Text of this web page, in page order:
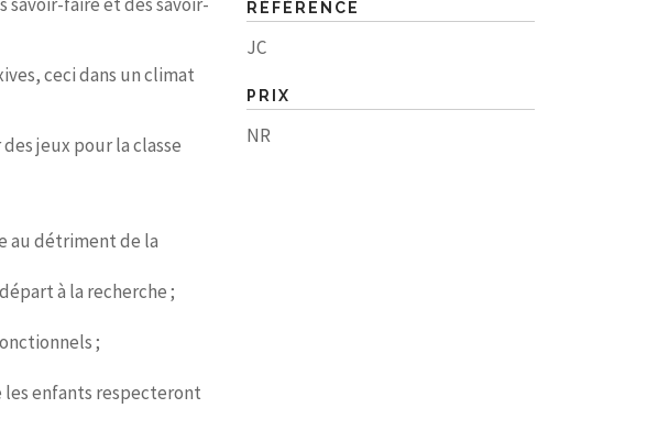
ceci dans un climat
jeux pour la classe
au détriment de la
à la recherche ;
;
les enfants respecteront
RÉFÉRENCE
JC
PRIX
NR